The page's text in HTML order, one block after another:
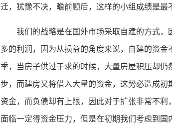
迁，犹豫不决，瞻前顾后，这样的小组成绩是最
我们的战略是在国外市场采取自建的方式
多的利润，因为从损益的角度来说，自建的资
季，当房子供过于求的时候，大量房屋积压却
步，而建房又将借入大量的资金，这势必造成
资金，而负债却有上限，因此对于扩张非常不
面临一定得资金压力，但是在初期我们考虑到